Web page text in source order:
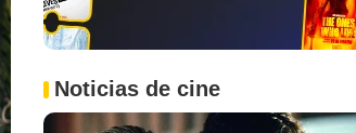
Noticias de cine